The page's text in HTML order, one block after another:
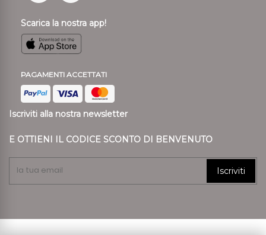
Scarica la nostra app!
PAGAMENTI ACCETTATI
Iscriviti alla nostra newsletter
E OTTIENI IL CODICE SCONTO DI BENVENUTO
Iscriviti